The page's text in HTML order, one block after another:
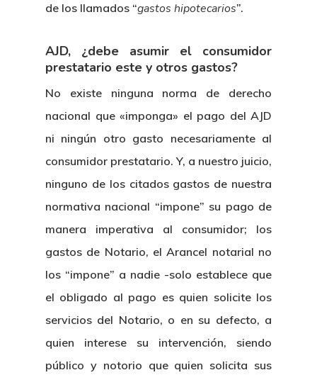
de los llamados “gastos hipotecarios”.
AJD, ¿debe asumir el consumidor
prestatario este y otros gastos?
No existe ninguna norma de derecho
nacional que «imponga» el pago del AJD
ni ningún otro gasto necesariamente al
consumidor prestatario. Y, a nuestro juicio,
ninguno de los citados gastos de nuestra
normativa nacional “impone” su pago de
manera imperativa al consumidor; los
gastos de Notario, el Arancel notarial no
los “impone” a nadie -solo establece que
el obligado al pago es quien solicite los
servicios del Notario, o en su defecto, a
quien interese su intervención, siendo
público y notorio que quien solicita sus